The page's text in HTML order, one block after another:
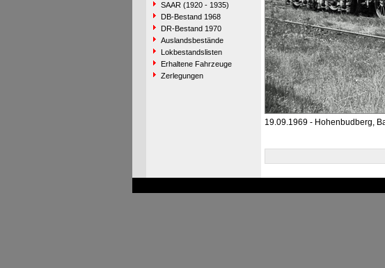
SAAR (1920 - 1935)
DB-Bestand 1968
DR-Bestand 1970
Auslandsbestände
Lokbestandslisten
Erhaltene Fahrzeuge
Zerlegungen
19.09.1969 - Hohenbudberg,